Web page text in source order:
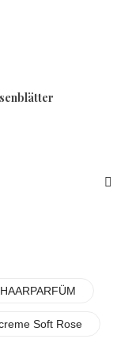
HAARPARFÜM
Soft Rose